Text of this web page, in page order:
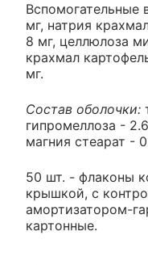
Вспомогательные
мг, натрия
8 мг, целлюлоза
крахмал
мг.
Состав оболочки:
гипромеллоза -
магния стеарат -
50 шт. - флаконы
крышкой, с
амортизатором-
картонные.